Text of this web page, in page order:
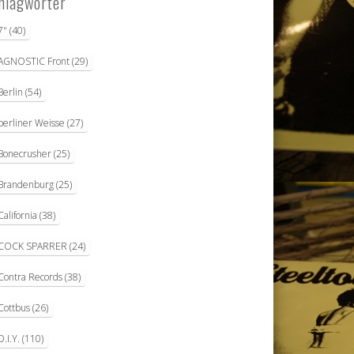
(40)
Front(29)
(54)
Weisse (27)
(25)
(25)
(38)
SPARRER (24)
Records(38)
(26)
(110)